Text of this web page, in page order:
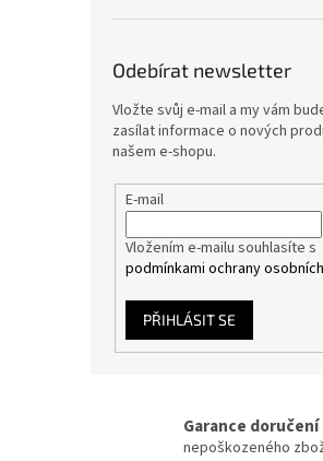
Odebírat newsletter
Vložte svůj e-mail a my vám
zasílat informace o nových
našem e-shopu.
E-mail
Vložením e-mailu souhlasíte s
podmínkami ochrany
PŘIHLÁSIT SE
Garance doručení
nepoškozeného